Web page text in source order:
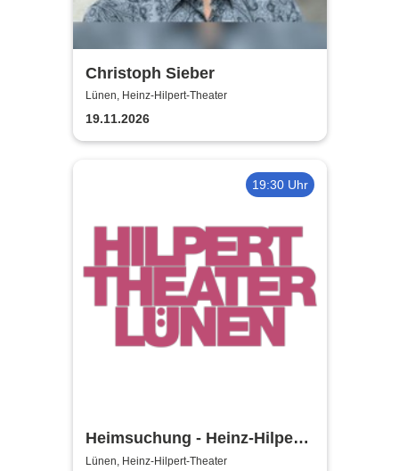
Christoph Sieber
Lünen, Heinz-Hilpert-Theater
19.11.2026
19:30 Uhr
Heimsuchung - Heinz-Hilpert-
Theater
Lünen, Heinz-Hilpert-Theater